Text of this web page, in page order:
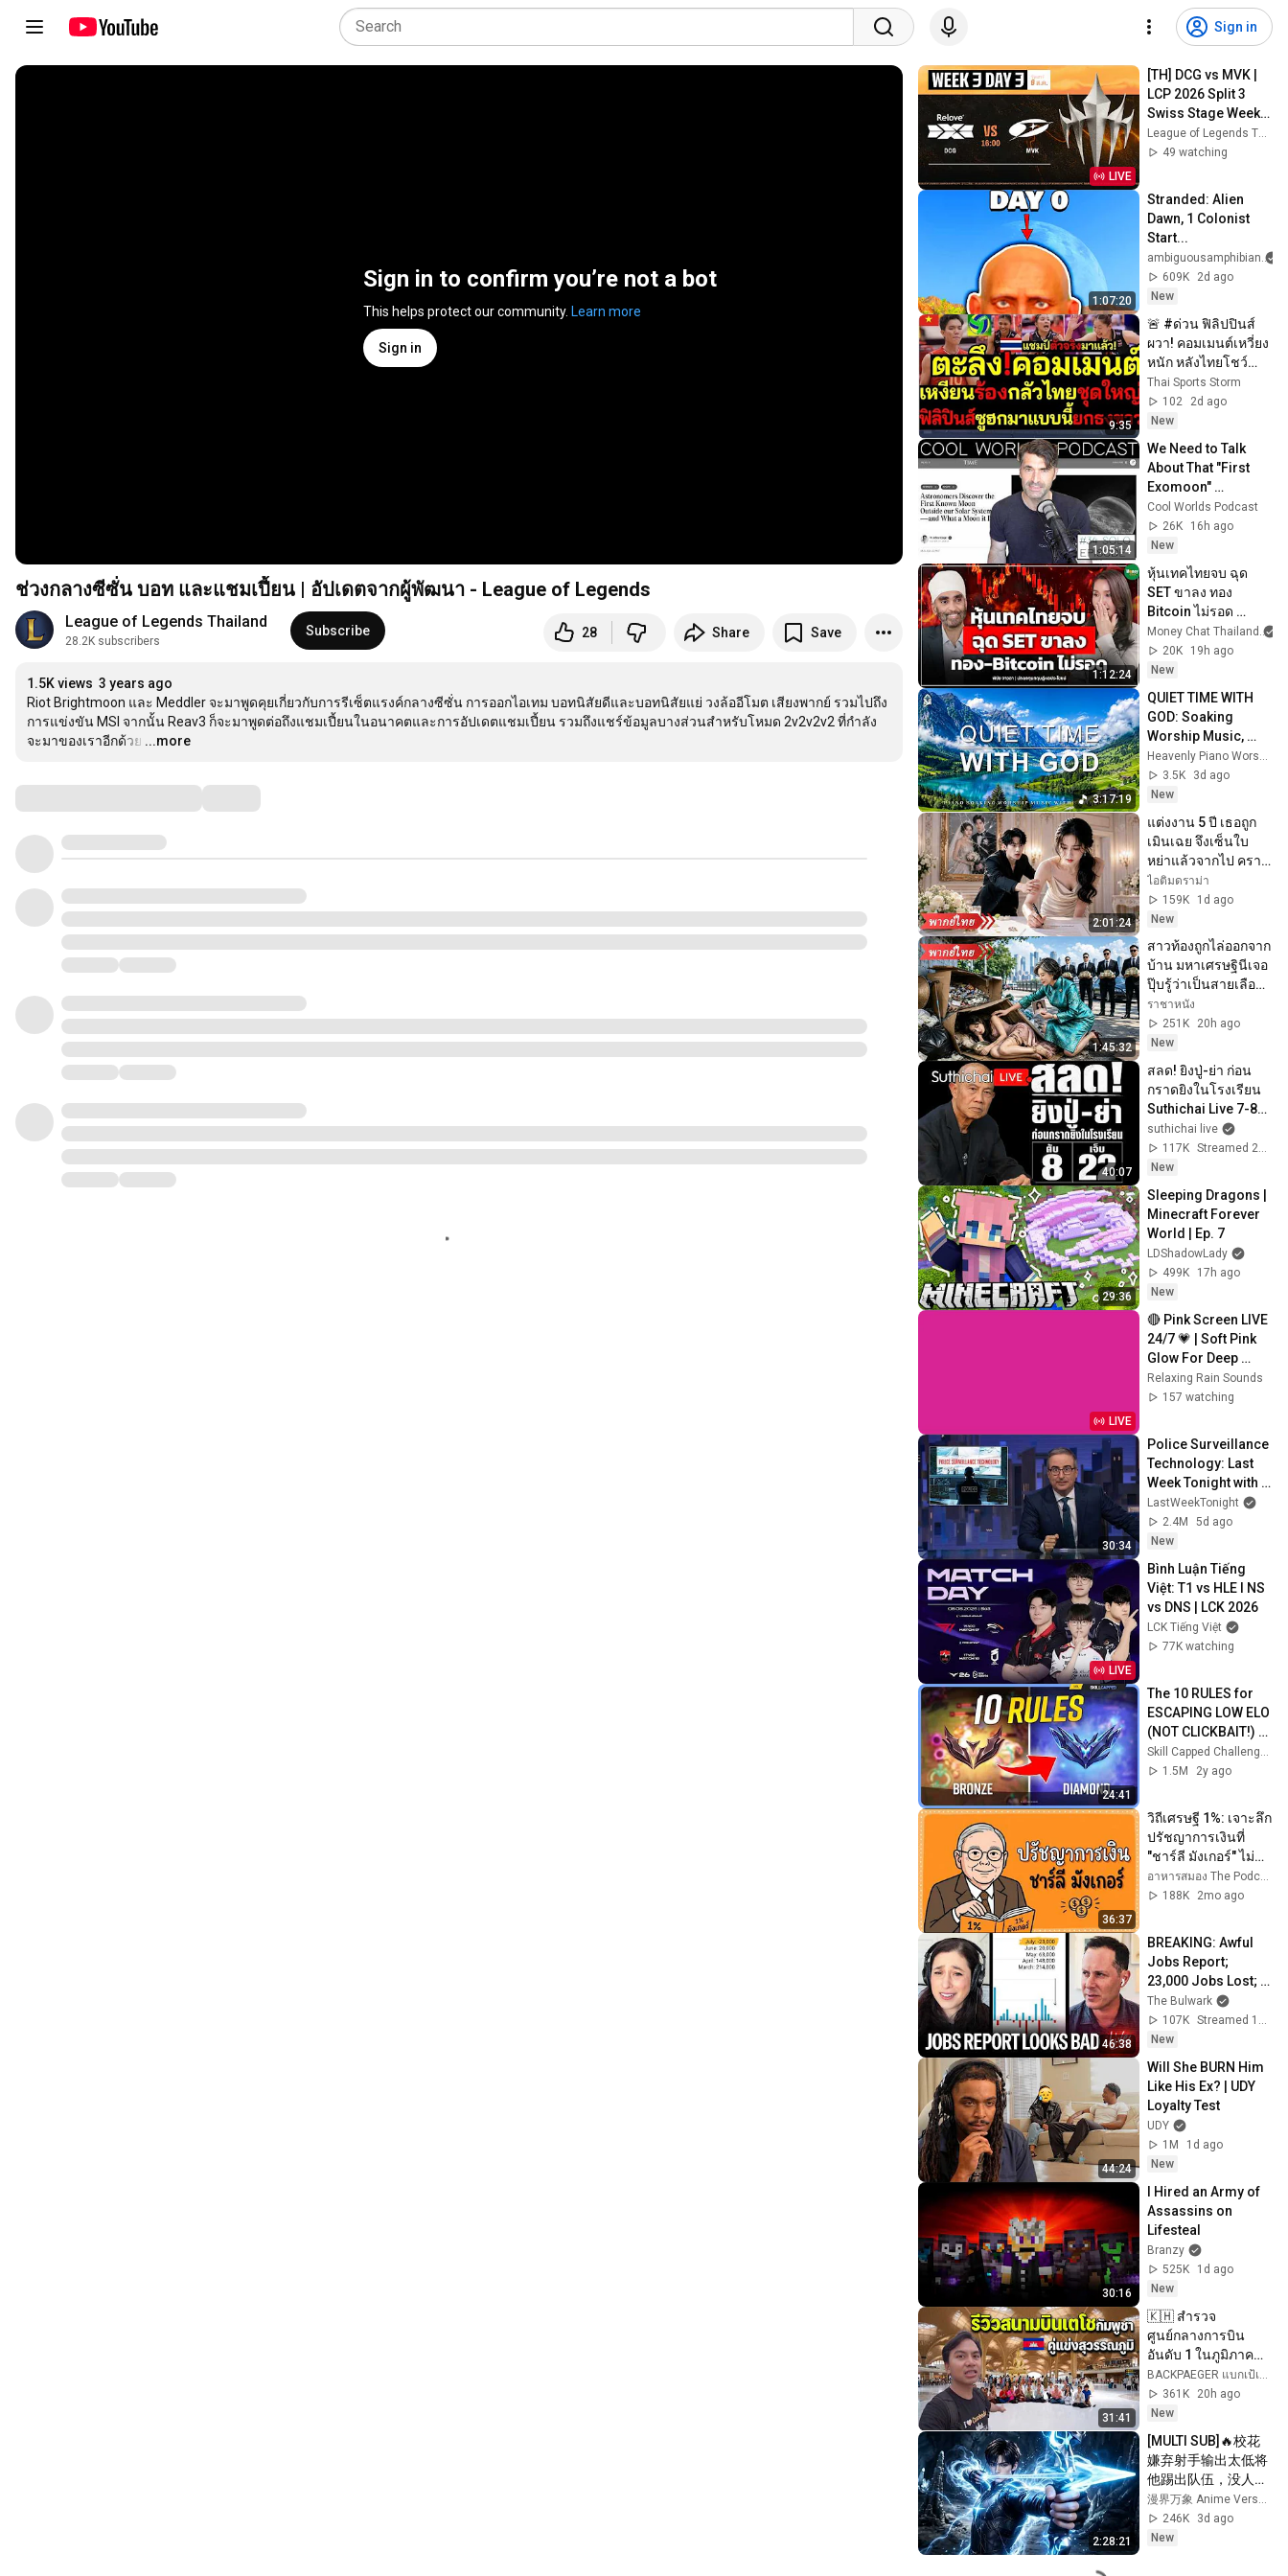
Sign in
Sign in to confirm you’re not a bot
This helps protect our community. Learn more
Sign in
ช่วงกลางซีซั่น บอท และแชมเปี้ยน | อัปเดตจากผู้พัฒนา - League of Legends
League of Legends Thailand
28.2K subscribers
Subscribe 28 Share Save
1.5K views 3 years ago
Riot Brightmoon และ Meddler จะมาพูดคุยเกี่ยวกับการรีเซ็ตแรงค์กลางซีซั่น การออกไอเทม บอทนิสัยดีและบอทนิสัยแย่ วงล้ออีโมต เสียงพากย์ รวมไปถึง
การแข่งขัน MSI จากนั้น Reav3 ก็จะมาพูดต่อถึงแชมเปี้ยนในอนาคตและการอัปเดตแชมเปี้ยน รวมถึงแชร์ข้อมูลบางส่วนสำหรับโหมด 2v2v2v2 ที่กำลัง
จะมาของเราอีกด้วย …
...more
LIVE
[TH] DCG vs MVK |
LCP 2026 Split 3
Swiss Stage Week 3
Day 3
League of Legends Thailand
49 watching
1:07:20
Stranded: Alien
Dawn, 1 Colonist
Start...
ambiguousamphibian
609K
2d ago
New
9:35
🚨 #ด่วน ฟิลิปปินส์
ผวา! คอมเมนต์เหวี่ยง
หนัก หลังไทยโชว์
ฟอร์มโหด แชมป์ตัว
จริงมาแล้ว!
Thai Sports Storm
102
2d ago
New
1:05:14
We Need to Talk
About That "First
Exomoon"
Discovery
Cool Worlds Podcast
26K
16h ago
New
1:12:24
หุ้นเทคไทยจบ ฉุด
SET ขาลง ทอง
Bitcoin ไม่รอด
Money Chat
Thailand I พิชัย จาว
ลา
Money Chat Thailand
20K
19h ago
New
3:17:19
QUIET TIME WITH
GOD: Soaking
Worship Music,
Prayer Music With
Scriptures &
Peaceful Nature
3.5K
3d ago
New
2:01:24
แต่งงาน 5 ปี เธอถูก
เมินเฉย จึงเซ็นใบ
หย่าแล้วจากไป คราว
นี้ซีอีโอกลับวาง
สารพัดแผนง้อคืนดี!
ไอติมดราม่า
159K
1d ago
New
1:45:32
สาวท้องถูกไล่ออกจาก
บ้าน มหาเศรษฐินีเจอ
ปุ๊บรู้ว่าเป็นสายเลือด
เดียวกัน จึงรับเข้า
ตระกูลและตามใจ
สุดๆ!
ราชาหนัง
251K
20h ago
New
40:07
สลด! ยิงปู่-ย่า ก่อน
กราดยิงในโรงเรียน
Suthichai Live 7-8-
2569
suthichai live
117K
Streamed 20h ago
New
29:36
Sleeping Dragons |
Minecraft Forever
World | Ep. 7
LDShadowLady
499K
17h ago
New
LIVE
🔴 Pink Screen LIVE
24/7 💗 | Soft Pink
Glow For Deep
Sleep & Relaxation |
No Ads • 4K
Relaxing Rain Sounds
157 watching
30:34
Police Surveillance
Technology: Last
Week Tonight with
John Oliver (HBO)
LastWeekTonight
2.4M
5d ago
New
LIVE
Bình Luận Tiếng
Việt: T1 vs HLE l NS
vs DNS | LCK 2026
LCK Tiếng Việt
77K watching
24:41
The 10 RULES for
ESCAPING LOW ELO
(NOT CLICKBAIT!) -
League of LegendsSkill Capped Challenger LoL Guides
1.5M
2y ago
36:37
วิถีเศรษฐี 1%: เจาะลึก
ปรัชญาการเงินที่
"ชาร์ลี มังเกอร์" ไม่
เคยปิดบัง
อาหารสมอง The Podcast and เพื่อนรักนักลงทุน
188K
2mo ago
46:38
BREAKING: Awful
Jobs Report;
23,000 Jobs Lost;
May & June
Numbers Revised
Down | Receipts
The Bulwark
107K
Streamed 16h ago
New
44:24
Will She BURN Him
Like His Ex? | UDY
Loyalty Test
UDY
1M
1d ago
New
30:16
I Hired an Army of
Assassins on
Lifesteal
Branzy
525K
1d ago
New
31:41
🇰🇭 สำรวจ
ศูนย์กลางการบิน
อันดับ 1 ในภูมิภาค
เอเชียตะวันออกเฉียง
ใต้ 361K
20h ago
New
2:28:21
[MULTI SUB]🔥校花
嫌弃射手输出太低将
他踢出队伍，没人料
到射手拥有九百万高
额防御。闯荡冠军秘
境，直接刷新校史纪
246K
3d ago
New